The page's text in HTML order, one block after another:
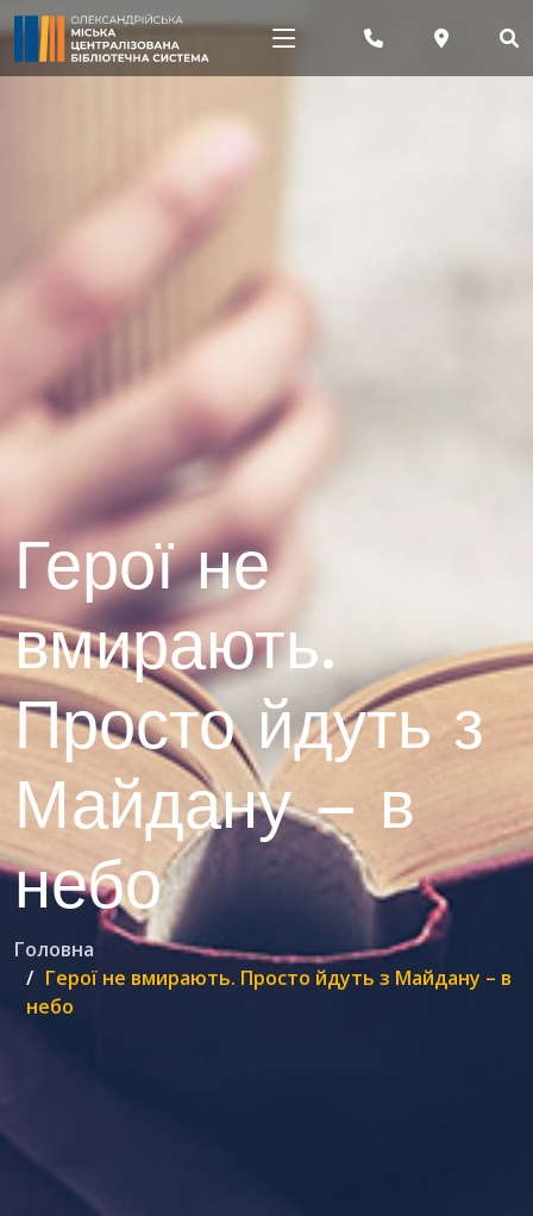
Герої не
вмирають.
Просто йдуть з
Майдану – в
небо
Головна
Герої не вмирають. Просто йдуть з Майдану – в
небо